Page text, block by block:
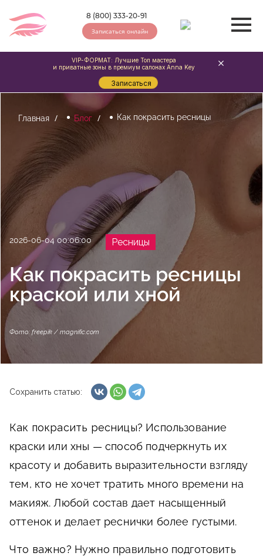
8 (800) 333-20-91
Записаться онлайн
Главная Блог Как покрасить ресницы
2026-06-04 00:06:00 Ресницы
Как покрасить ресницы
краской или хной
Сохранить статью:
Фото: freepik / magnific.com
Как покрасить ресницы? Использование
краски или хны — способ подчеркнуть их
красоту и добавить выразительности взгляду
тем, кто не хочет тратить много времени на
макияж. Любой состав дает насыщенный
оттенок и делает реснички более густыми.
Что важно? Нужно правильно подготовить
VIP-ФОРМАТ: Лучшие Топ мастера
и приватные зоны в премиум салонах Anna Key
Записаться